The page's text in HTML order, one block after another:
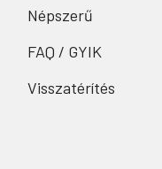
Népszerű
FAQ / GYIK
Visszatérítés